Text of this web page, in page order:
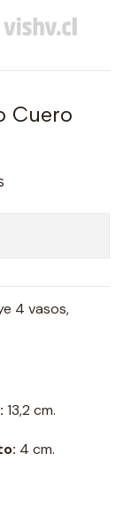
Cuero
4 vasos,
13,2 cm.
4 cm.